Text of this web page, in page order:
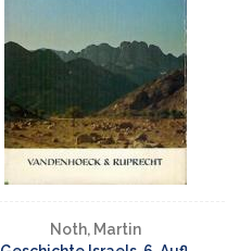
Noth, Martin